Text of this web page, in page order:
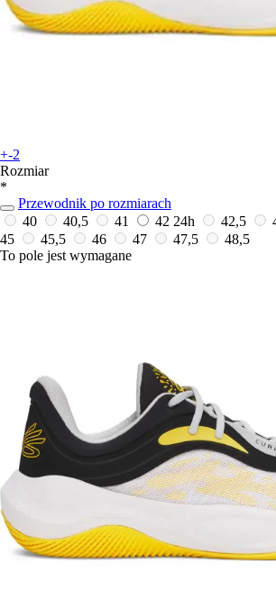
+-2
Rozmiar
*
Przewodnik po rozmiarach
40
40,5 41 42 24h 42,5
45
45,5 46 47 47,5
48,5
To pole jest wymagane